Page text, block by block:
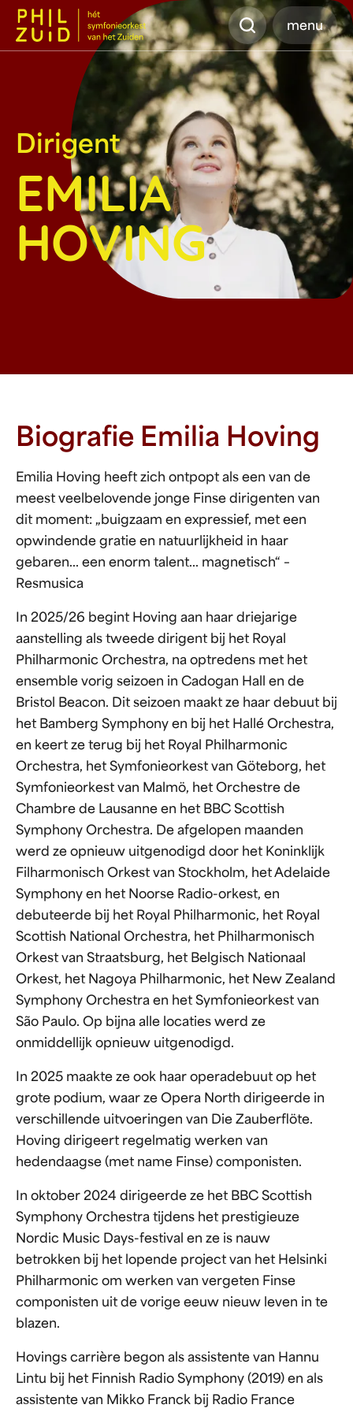
Zoeken
menu
EMILIA
HOVING
Dirigent
Biografie Emilia Hoving
Emilia Hoving heeft zich ontpopt als een van de
meest veelbelovende jonge Finse dirigenten van
dit moment: „buigzaam en expressief, met een
opwindende gratie en natuurlijkheid in haar
gebaren... een enorm talent... magnetisch“ –
Resmusica
In 2025/26 begint Hoving aan haar driejarige
aanstelling als tweede dirigent bij het Royal
Philharmonic Orchestra, na optredens met het
ensemble vorig seizoen in Cadogan Hall en de
Bristol Beacon. Dit seizoen maakt ze haar debuut bij
het Bamberg Symphony en bij het Hallé Orchestra,
en keert ze terug bij het Royal Philharmonic
Orchestra, het Symfonieorkest van Göteborg, het
Symfonieorkest van Malmö, het Orchestre de
Chambre de Lausanne en het BBC Scottish
Symphony Orchestra. De afgelopen maanden
werd ze opnieuw uitgenodigd door het Koninklijk
Filharmonisch Orkest van Stockholm, het Adelaide
Symphony en het Noorse Radio-orkest, en
debuteerde bij het Royal Philharmonic, het Royal
Scottish National Orchestra, het Philharmonisch
Orkest van Straatsburg, het Belgisch Nationaal
Orkest, het Nagoya Philharmonic, het New Zealand
Symphony Orchestra en het Symfonieorkest van
São Paulo. Op bijna alle locaties werd ze
onmiddellijk opnieuw uitgenodigd.
In 2025 maakte ze ook haar operadebuut op het
grote podium, waar ze Opera North dirigeerde in
verschillende uitvoeringen van Die Zauberflöte.
Hoving dirigeert regelmatig werken van
hedendaagse (met name Finse) componisten.
In oktober 2024 dirigeerde ze het BBC Scottish
Symphony Orchestra tijdens het prestigieuze
Nordic Music Days-festival en ze is nauw
betrokken bij het lopende project van het Helsinki
Philharmonic om werken van vergeten Finse
componisten uit de vorige eeuw nieuw leven in te
blazen.
Hovings carrière begon als assistente van Hannu
Lintu bij het Finnish Radio Symphony (2019) en als
assistente van Mikko Franck bij Radio France